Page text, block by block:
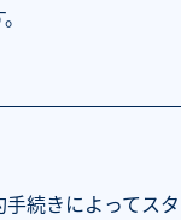
続きによってスタ